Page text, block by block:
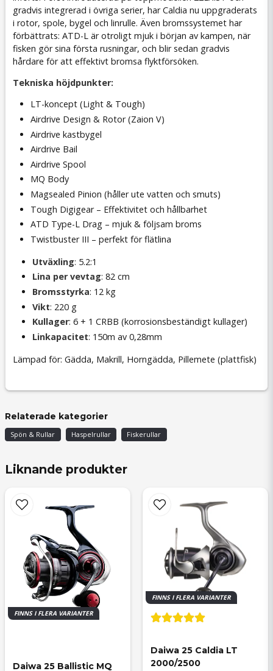
gradvis integrerad i övriga serier, har Caldia nu uppgraderats
i rotor, spole, bygel och linrulle. Även bromssystemet har
förbättrats: ATD-L är otroligt mjuk i början av kampen, när
fisken gör sina första rusningar, och blir sedan gradvis
hårdare för att effektivt bromsa flyktförsöken.
Tekniska höjdpunkter:
LT-koncept (Light & Tough)
Airdrive Design & Rotor (Zaion V)
Airdrive kastbygel
Airdrive Bail
Airdrive Spool
MQ Body
Magsealed Pinion (håller ute vatten och smuts)
Tough Digigear – Effektivitet och hållbarhet
ATD Type-L Drag – mjuk & följsam broms
Twistbuster III – perfekt för flätlina
Utväxling: 5.2:1
Lina per vevtag: 82 cm
Bromsstyrka: 12 kg
Vikt: 220 g
Kullager: 6 + 1 CRBB (korrosionsbeständigt kullager)
Linkapacitet: 150m av 0,28mm
Lämpad för: Gädda, Makrill, Horngädda, Pillemete (plattfisk)
Relaterade kategorier
Spön & Rullar Haspelrullar Fiskerullar
Liknande produkter
FINNS I FLERA VARIANTER
Daiwa 25 Ballistic MQ
FINNS I FLERA VARIANTER
Daiwa 25 Caldia LT
2000/2500